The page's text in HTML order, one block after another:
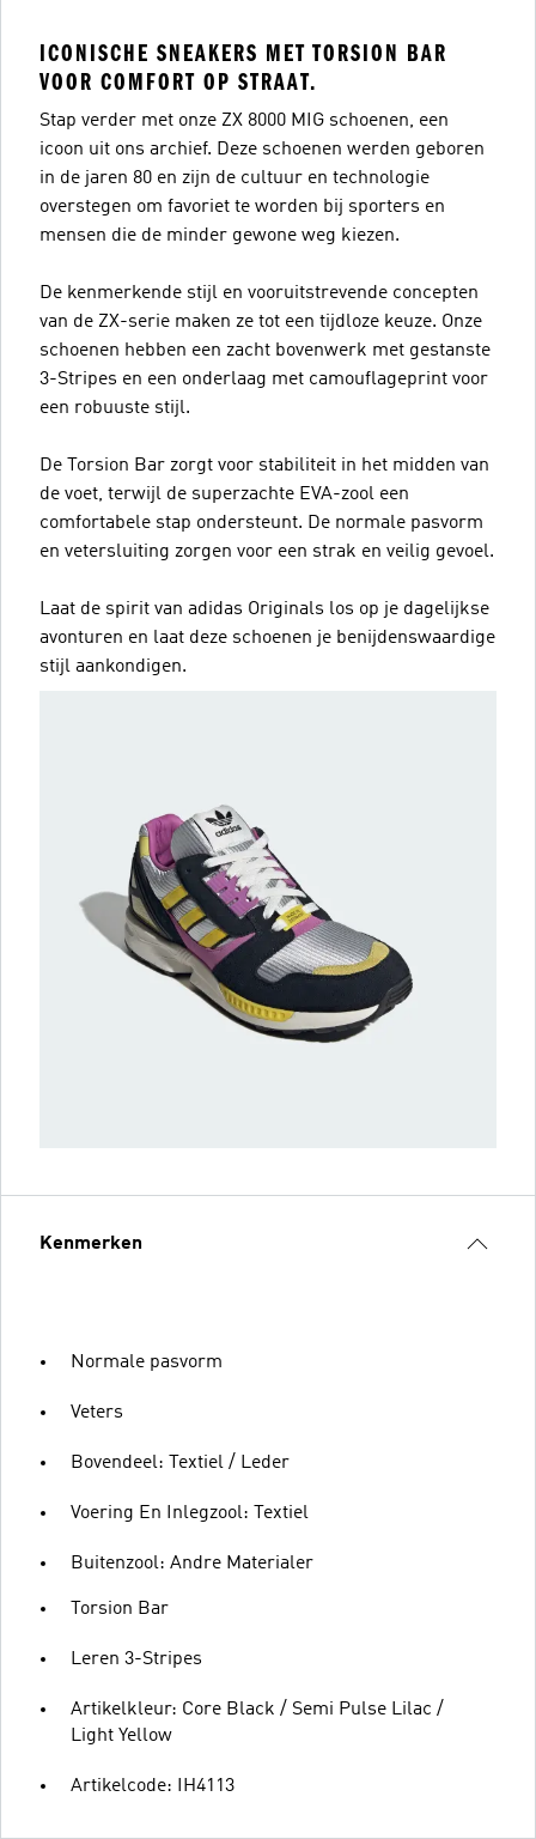
ICONISCHE SNEAKERS MET TORSION BAR
VOOR COMFORT OP STRAAT.
Stap verder met onze ZX 8000 MIG schoenen, een
icoon uit ons archief. Deze schoenen werden geboren
in de jaren 80 en zijn de cultuur en technologie
overstegen om favoriet te worden bij sporters en
mensen die de minder gewone weg kiezen.
De kenmerkende stijl en vooruitstrevende concepten
van de ZX-serie maken ze tot een tijdloze keuze. Onze
schoenen hebben een zacht bovenwerk met gestanste
3-Stripes en een onderlaag met camouflageprint voor
een robuuste stijl.
De Torsion Bar zorgt voor stabiliteit in het midden van
de voet, terwijl de superzachte EVA-zool een
comfortabele stap ondersteunt. De normale pasvorm
en vetersluiting zorgen voor een strak en veilig gevoel.
Laat de spirit van adidas Originals los op je dagelijkse
avonturen en laat deze schoenen je benijdenswaardige
stijl aankondigen.
Kenmerken
Normale pasvorm
Veters
Bovendeel: Textiel / Leder
Voering En Inlegzool: Textiel
Buitenzool: Andre Materialer
Torsion Bar
Leren 3-Stripes
Artikelkleur: Core Black / Semi Pulse Lilac /
Light Yellow
Artikelcode: IH4113